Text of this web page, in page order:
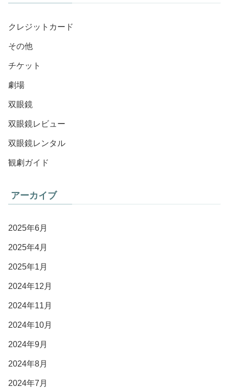
クレジットカード
その他
チケット
劇場
双眼鏡
双眼鏡レビュー
双眼鏡レンタル
観劇ガイド
アーカイブ
2025年6月
2025年4月
2025年1月
2024年12月
2024年11月
2024年10月
2024年9月
2024年8月
2024年7月